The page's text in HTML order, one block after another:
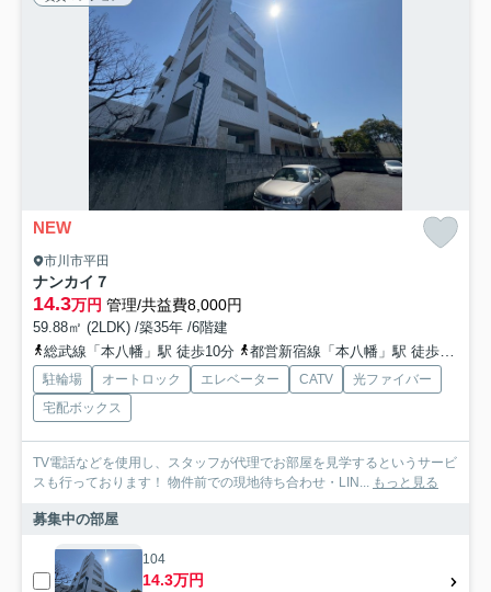
NEW
市川市平田
ナンカイ７
14.3万円 管理/共益費8,000円
59.88㎡ (2LDK) /築35年 /6階建
総武線「本八幡」駅 徒歩10分
都営新宿線「本八幡」駅 徒歩8分
駐輪場 オートロック エレベーター CATV
光ファイバー
宅配ボックス
TV電話などを使用し、スタッフが代理でお部屋を見学するというサービ
スも行っております！ 物件前での現地待ち合わせ・LIN...
もっと見る
募集中の部屋
104
14.3万円